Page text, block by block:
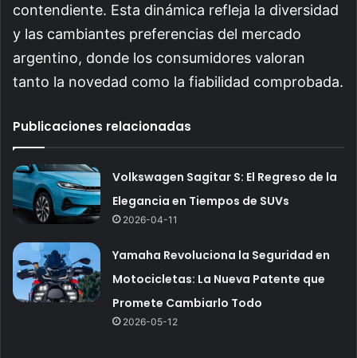
contendiente. Esta dinámica refleja la diversidad
y las cambiantes preferencias del mercado
argentino, donde los consumidores valoran
tanto la novedad como la fiabilidad comprobada.
Publicaciones relacionadas
Volkswagen Sagitar S: El Regreso de la
Elegancia en Tiempos de SUVs
2026-04-11
Yamaha Revoluciona la Seguridad en
Motocicletas: La Nueva Patente que
Promete Cambiarlo Todo
2026-05-12